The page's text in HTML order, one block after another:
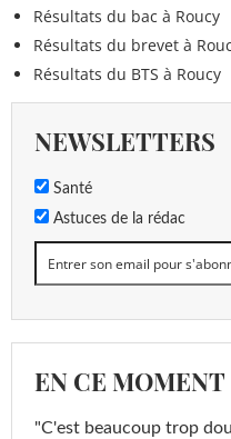
Résultats du bac à Roucy
Résultats du brevet à
Résultats du BTS à Roucy
NEWSLETTERS
Santé
Astuces de la rédac
EN CE MOMENT
"C'est beaucoup trop